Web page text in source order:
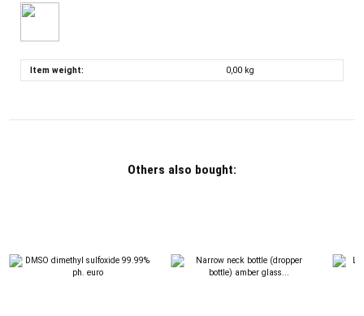
Item weight: 0,00 kg
Others also bought: